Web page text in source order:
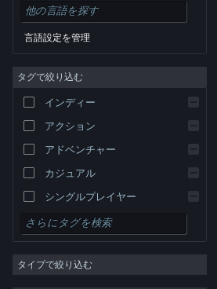
国およびその他の国の各社が所有します。プライバシー
ポリシー|リーガル|アクセシビリティ|Steam 利
用規約|返金| Cookie
デンマーク語
ドイツ語
英語
スペイン語 - スペイン
スペイン語－ラテンアメリカ
ギリシャ語
言語設定を管理
タグで絞り込む
インディー
アクション
アドベンチャー
カジュアル
シングルプレイヤー
シミュレーション
RPG
ストラテジー
タイプで絞り込む